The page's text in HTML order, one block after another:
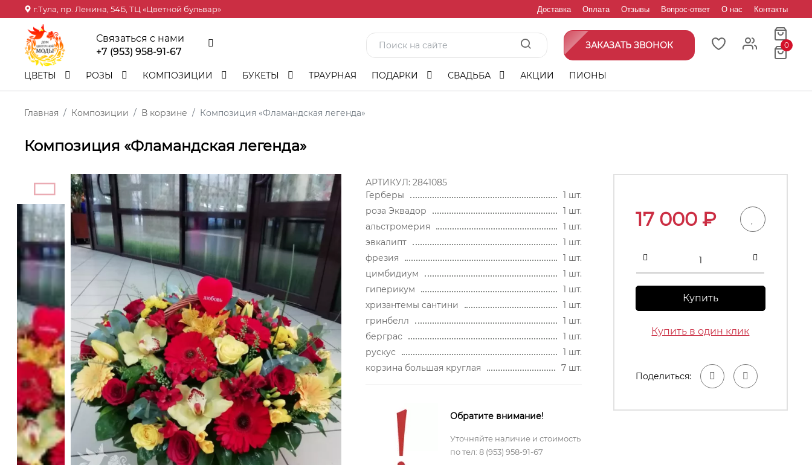
г.Тула, пр. Ленина, 54Б, ТЦ «Цветной бульвар» Доставка Оплата Отзывы Вопрос-ответ О нас Контакты
Связаться с нами
+7 (953) 958-91-67
ЗАКАЗАТЬ ЗВОНОК 0
ЦВЕТЫ РОЗЫ КОМПОЗИЦИИ БУКЕТЫ ТРАУРНАЯ ПОДАРКИ СВАДЬБА АКЦИИ ПИОНЫ
Главная Композиции В корзине Композиция «Фламандская легенда»
Композиция «Фламандская легенда»
АРТИКУЛ: 2841085
Герберы
1 шт.
роза Эквадор
1 шт.
альстромерия
1 шт.
эвкалипт
1 шт.
фрезия
1 шт.
цимбидиум
1 шт.
гиперикум
1 шт.
хризантемы сантини
1 шт.
гринбелл
1 шт.
берграс
1 шт.
рускус
1 шт.
корзина большая круглая
7 шт.
Обратите внимание!
Уточняйте наличие и стоимость
по тел: 8 (953) 958-91-67
17 000₽
Купить
Купить в один клик
Поделиться: